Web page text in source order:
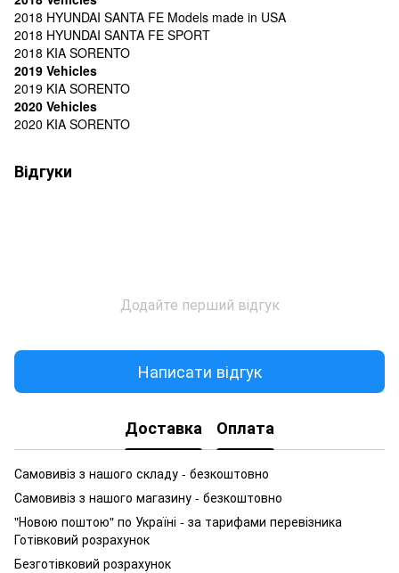
2018 HYUNDAI SANTA FE Models made in USA
2018 HYUNDAI SANTA FE SPORT
2018 KIA SORENTO
2019 Vehicles
2019 KIA SORENTO
2020 Vehicles
2020 KIA SORENTO
Відгуки
Додайте перший відгук
Написати відгук
Доставка Оплата
Самовивіз з нашого складу - безкоштовно
Самовивіз з нашого магазину - безкоштовно
"Новою поштою" по Україні - за тарифами перевізника
Готівковий розрахунок
Безготівковий розрахунок